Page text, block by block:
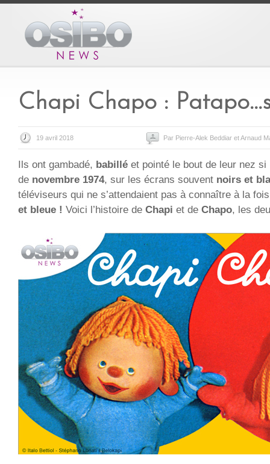
Chapi Chapo :
19 avril 2018 Par Pierre-Alek Beddiar et Arnaud
Ils ont gambadé, babillé et pointé le bout de leur nez si
de novembre 1974, sur les écrans souvent noirs et
téléviseurs qui ne s’attendaient pas à connaître à la
et bleue ! Voici l’histoire de Chapi et de Chapo, les